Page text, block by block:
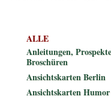
ALLE
Anleitungen,
Broschüren
Ansichtskarten Berlin
Ansichtskarten Humor